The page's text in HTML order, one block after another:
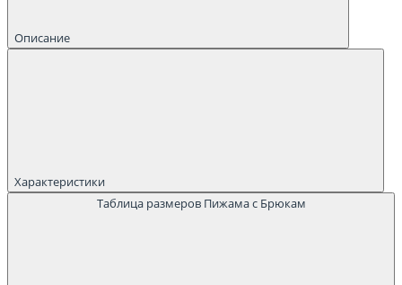
Описание
Характеристики
Таблица размеров Пижама с Брюкам